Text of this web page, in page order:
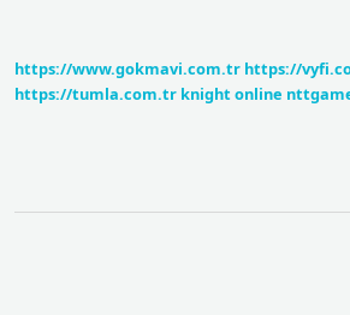
https://www.gokmavi.com.tr https://
https://tumla.com.tr knight online